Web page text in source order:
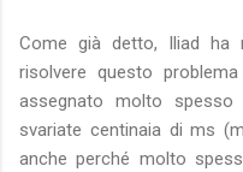
Come già detto, Iliad ha
risolvere questo
assegnato molto
svariate centinaia di ms
anche perché molto